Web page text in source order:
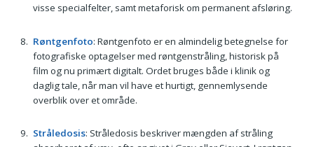
visse specialfelter, samt metaforisk om permanent afsløring.
Røntgenfoto: Røntgenfoto er en almindelig betegnelse for
fotografiske optagelser med røntgenstråling, historisk på
film og nu primært digitalt. Ordet bruges både i klinik og
daglig tale, når man vil have et hurtigt, gennemlysende
overblik over et område.
Stråledosis: Stråledosis beskriver mængden af stråling